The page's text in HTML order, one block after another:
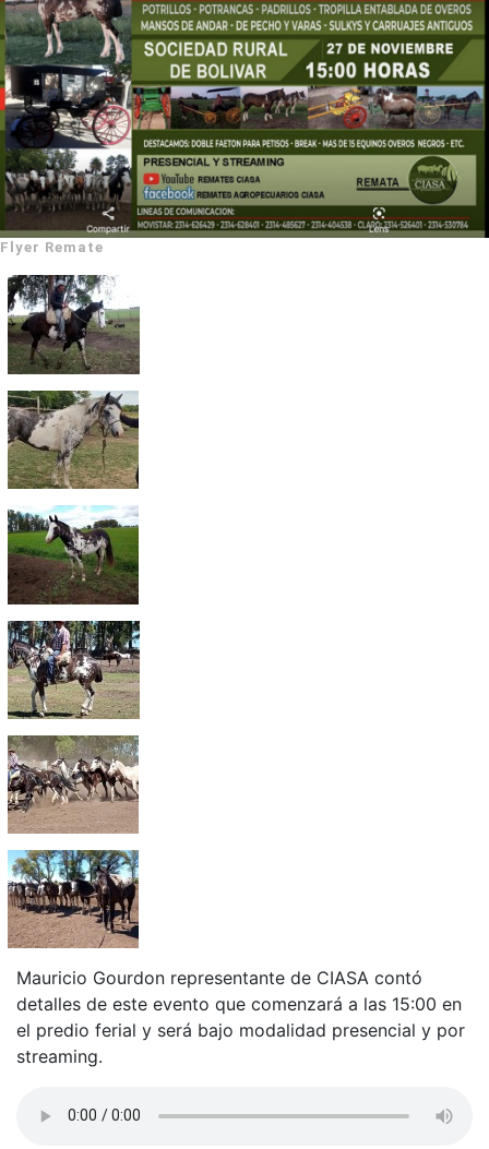
Flyer Remate
Mauricio Gourdon representante de CIASA contó
detalles de este evento que comenzará a las 15:00 en
el predio ferial y será bajo modalidad presencial y por
streaming.